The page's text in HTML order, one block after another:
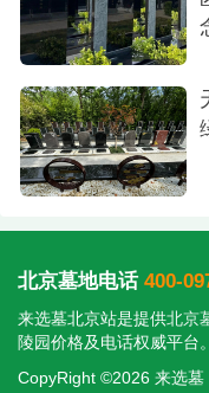
代客祭扫
绿色清明 文明
思亲莫让烟尘
满足广大客户祭扫
北京墓地电话 400-
来选墓北京站是提供北京
陵园价格及电话权威平台。
CopyRight ©2026 来选墓